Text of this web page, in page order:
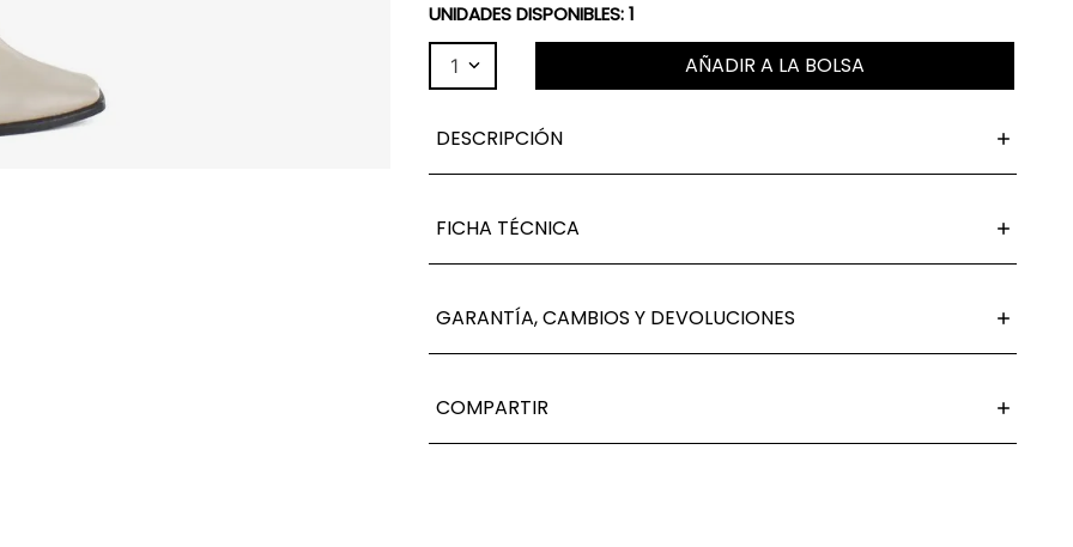
UNIDADES DISPONIBLES:1
1 AÑADIR A LA BOLSA
DESCRIPCIÓN
FICHA TÉCNICA
GARANTÍA, CAMBIOS Y DEVOLUCIONES
COMPARTIR